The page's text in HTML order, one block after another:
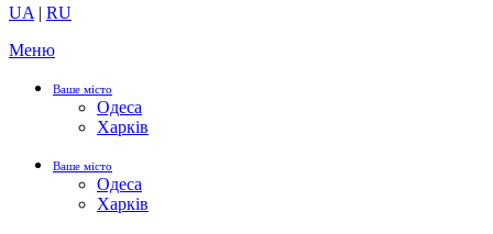
UA | RU
Меню
Ваше місто
Одеса
Харків
Ваше місто
Одеса
Харків